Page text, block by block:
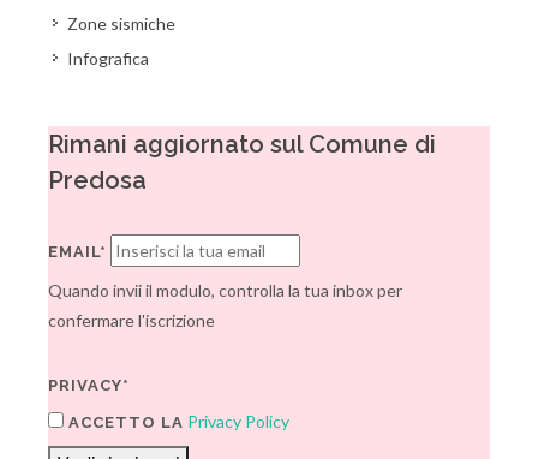
Zone sismiche
Infografica
Rimani aggiornato sul Comune di
Predosa
EMAIL*
Quando invii il modulo, controlla la tua inbox per
confermare l'iscrizione
PRIVACY*
ACCETTO LA Privacy Policy